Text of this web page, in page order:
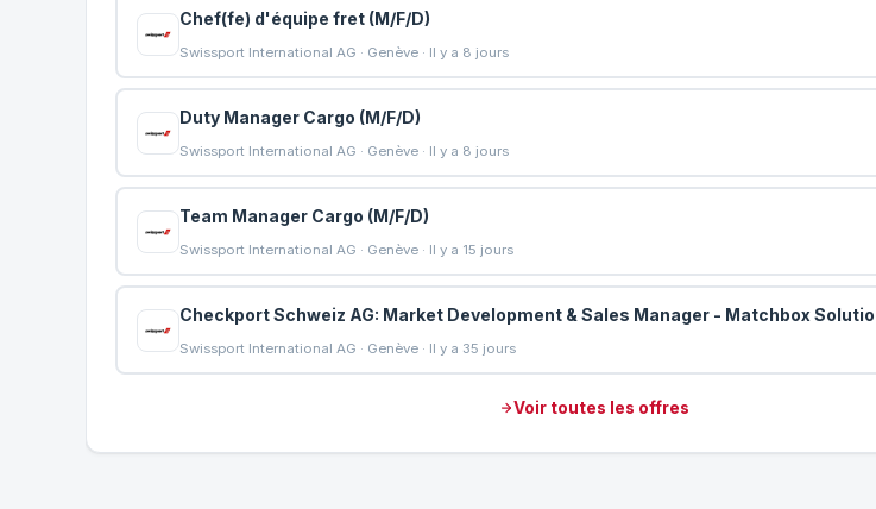
Chef(fe) d'équipe fret (M/F/D)
Swissport International AG · Genève · Il y a 8 jours
Duty Manager Cargo (M/F/D)
Swissport International AG · Genève · Il y a 8 jours
Team Manager Cargo (M/F/D)
Swissport International AG · Genève · Il y a 15 jours
Checkport Schweiz AG: Market Development & Sales Manager - Matchbox
Swissport International AG · Genève · Il y a 35 jours
Voir toutes les offres